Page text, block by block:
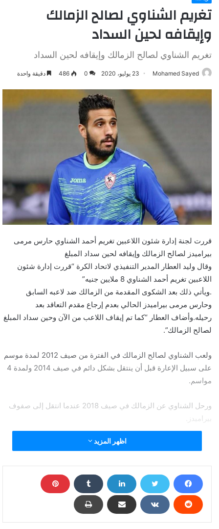
تغريم الشناوي لصالح الزمالك
وإيقافه لحين السداد
تغريم الشناوي لصالح الزمالك وإيقافه لحين السداد
Mohamed Sayed 23 يوليو، 2020 0
486 دقيقة واحدة
قررت لجنة إدارة شئون اللاعبين تغريم أحمد الشناوي حارس مرمى
بيراميدز لصالح الزمالك وإيقافه لحين سداد المبلغ
وقال وليد العطار المدير التنفيذي لاتحاد الكرة “قررت إدارة شئون
اللاعبين تغريم أحمد الشناوي 8 ملايين جنيه”
.ويأتي ذلك بعد الشكوى المقدمة من الزمالك ضد لاعبه السابق
وحارس مرمى بيراميدز الحالي بعدم إرجاع مقدم التعاقد بعد
رحيله.وأضاف العطار “كما تم إيقاف اللاعب من الآن وحين سداد المبلغ
لصالح الزمالك”.
ولعب الشناوي لصالح الزمالك في الفترة من صيف 2012 لمدة موسم
على سبيل الإعارة قبل أن ينتقل بشكل دائم في صيف 2014 ولمدة 4
مواسم.
ورحل الشناوي عن الزمالك في صيف 2018 عندما انتقل إلى صفوف
بيراميدز.
تغريم الشناوي لصالح الزمالك وإيقافه لحين السداد
اظهر المزيد